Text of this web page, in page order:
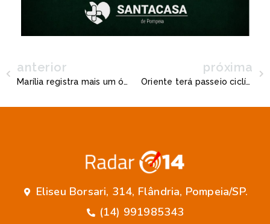
anterior
Marília registra mais um óbito por covid-19 e chega a 949
próxima
Oriente terá passeio ciclístico e caminhada neste sábado
Eliseu Borsari, 314, Flândria, Pompeia/SP.
(14) 991985343